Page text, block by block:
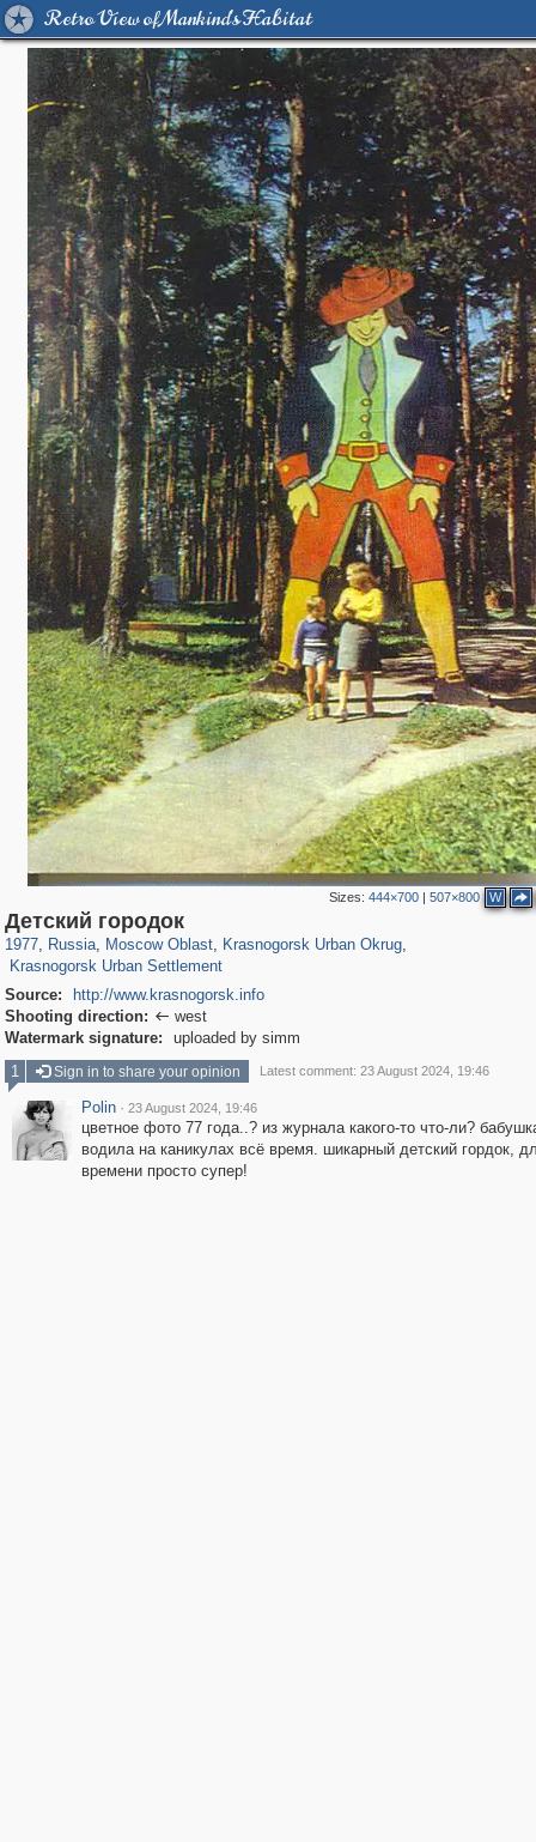
Retro View of Mankind's Habitat
Sizes:444×700 |507×800 W
Детский городок
1977, Russia
1,406,255 29,243
, Moscow Oblast
96,319 1,691
, Krasnogorsk Urban Okrug,
Krasnogorsk Urban Settlement
615 7
Source:
http://www.krasnogorsk.info
Shooting direction:  west
Watermark signature:
uploaded by simm
1
Sign in to share your opinion Latest comment: 23 August 2024, 19:46
Polin · 23 August 2024, 19:46
цветное фото 77 года..? из журнала какого-то что-ли?
водила на каникулах всё время. шикарный детский гордок,
времени просто супер!